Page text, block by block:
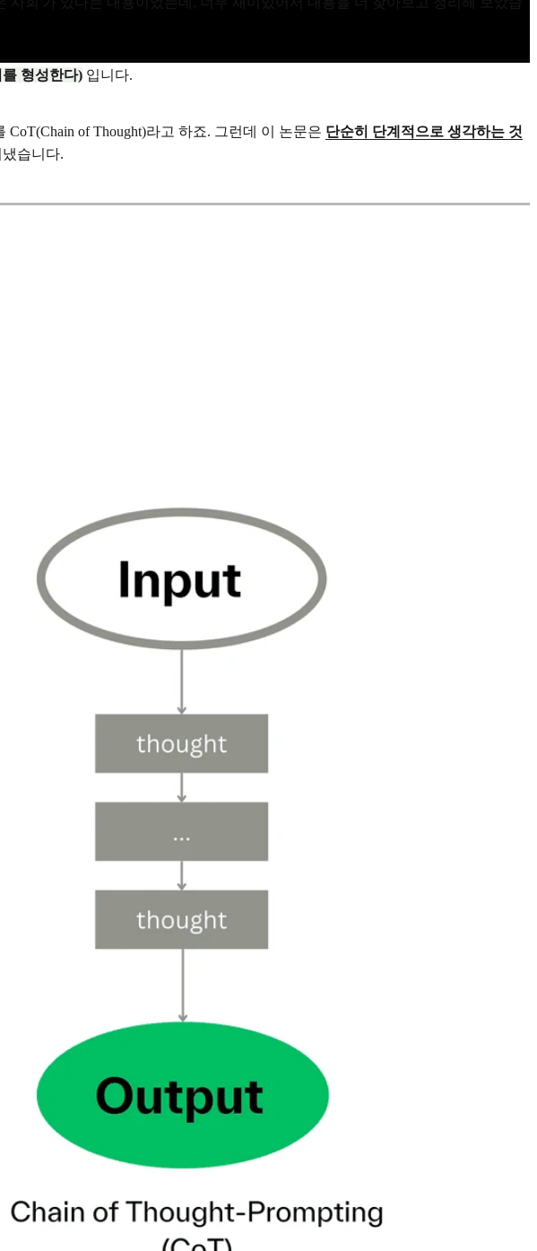
를 형성한다) 입니다.
of Thought)라고 하죠. 그런데 이 논문은 단순히 단계적으로 생각하는 것
습니다.